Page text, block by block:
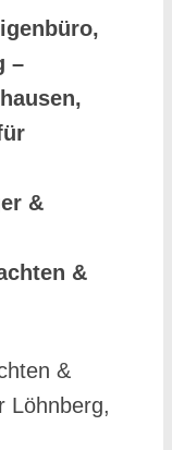
–
&
&
&
Löhnberg,